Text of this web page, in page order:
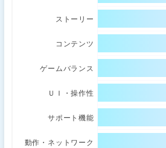
ストーリー
コンテンツ
ゲームバランス
ＵＩ・操作性
サポート機能
動作・ネットワーク